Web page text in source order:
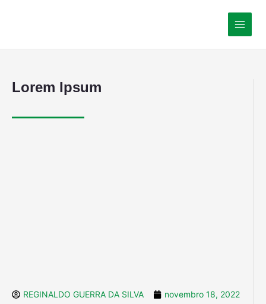
Lorem Ipsum
REGINALDO GUERRA DA SILVA
novembro 18, 2022